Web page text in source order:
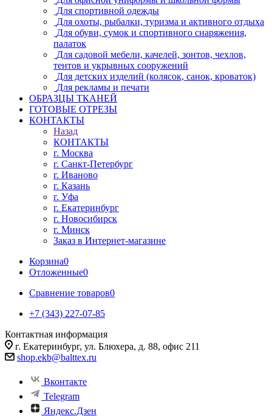
Для спортивной одежды
Для охоты, рыбалки, туризма и активного отдыха
Для обуви, сумок и спортивного снаряжения,
палаток
Для садовой мебели, качелей, зонтов, чехлов,
тентов и укрывных сооружений
Для детских изделий (колясок, санок, кроваток)
Для рекламы и печати
ОБРАЗЦЫ ТКАНЕЙ
ГОТОВЫЕ ОТРЕЗЫ
КОНТАКТЫ
Назад
КОНТАКТЫ
г. Москва
г. Санкт-Петербург
г. Иваново
г. Казань
г. Уфа
г. Екатеринбург
г. Новосибирск
г. Минск
Заказ в Интернет-магазине
Корзина0
Отложенные0
Сравнение товаров0
+7 (343) 227-07-85
Контактная информация
г. Екатеринбург, ул. Блюхера, д. 88, офис 211
shop.ekb@balttex.ru
Вконтакте
Telegram
Яндекс.Дзен